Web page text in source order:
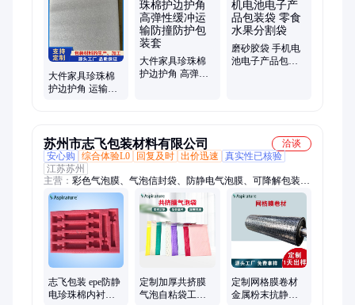
大件家具珍珠棉
护边护角 运输防
大件家具珍珠棉
护边护角 高弹性
磨砂胶袋 手机电
池电子产品包装
苏州市志飞包装材料有限公司
洽谈
安心购
综合体验L0 回复及时 出价迅速
真实性已核验
江苏苏州
主营： 彩色气泡膜、气泡信封袋、防静电气泡膜、可降解包装
袋、珍珠棉袋、防静电气泡袋、导电膜气泡袋、PE袋、气泡袋、
托盘罩
志飞包装 epe防静
电珍珠棉内衬定
定制加厚共挤膜
气泡自粘袋工艺
定制网格膜卷材
金属粉末抗静电